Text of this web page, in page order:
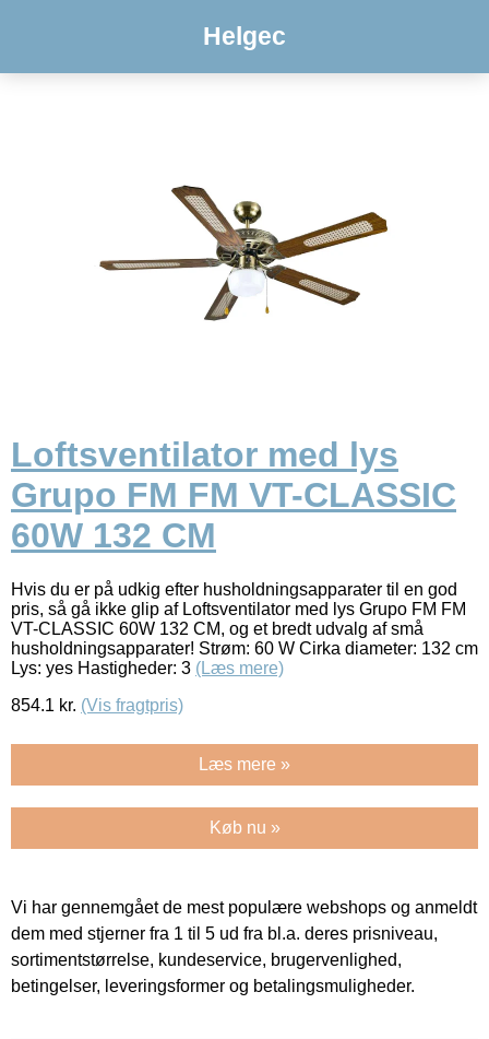
Helgec
Loftsventilator med lys
Grupo FM FM VT-CLASSIC
60W 132 CM
Hvis du er på udkig efter husholdningsapparater til en god
pris, så gå ikke glip af Loftsventilator med lys Grupo FM FM
VT-CLASSIC 60W 132 CM, og et bredt udvalg af små
husholdningsapparater! Strøm: 60 W Cirka diameter: 132 cm
Lys: yes Hastigheder: 3 (Læs mere)
854.1 kr. (Vis fragtpris)
Læs mere »
Køb nu »
Vi har gennemgået de mest populære webshops og anmeldt
dem med stjerner fra 1 til 5 ud fra bl.a. deres prisniveau,
sortimentstørrelse, kundeservice, brugervenlighed,
betingelser, leveringsformer og betalingsmuligheder.